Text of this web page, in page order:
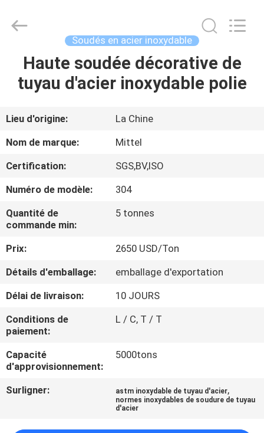
MAISON
AU
SUJET
NOUS
D'USINE
CONTRÔLE
DE
QUALITÉ
CONTACTEZ-
NOUS
STEEL
INDUSTRIAL
Soudés en acier inoxydable
Haute soudée décorative de
tuyau d'acier inoxydable polie
Lieu d'origine:
La Chine
Nom de marque:
Mittel
Certification:
SGS,BV,ISO
Numéro de modèle:
304
Quantité de
commande min:
5 tonnes
Prix:
2650 USD/Ton
Détails d'emballage:
emballage d'exportation
Délai de livraison:
10 JOURS
Conditions de
paiement:
L / C, T / T
Capacité
d'approvisionnement:
5000tons
Surligner: astm inoxydable de tuyau d'acier,
normes inoxydables de soudure de tuyau
d'acier